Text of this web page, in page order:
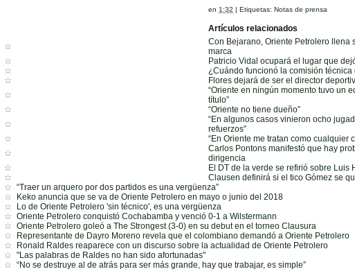
en 1:32 |Etiquetas:Notas de prensa
Artículos relacionados
Con Bejarano, Oriente Petrolero llena
marca
Patricio Vidal ocupará el lugar que
¿Cuándo funcionó la comisión técnica
Flores dejará de ser el director
“Oriente en ningún momento tuvo un
título”
“Oriente no tiene dueño”
“En algunos casos vinieron ocho
refuerzos”
“En Oriente me tratan como cualquier
Carlos Pontons manifestó que hay
dirigencia
El DT de la verde se refirió sobre Luis
Clausen definirá si el tico Gómez se
“Traer un arquero por dos partidos es una vergüenza”
Keko anuncia que se va de Oriente Petrolero en mayo o junio del 2018
Lo de Oriente Petrolero 'sin técnico', es una vergüenza
Oriente Petrolero conquistó Cochabamba y venció 0-1 a Wilstermann
Oriente Petrolero goleó a The Strongest (3-0) en su debut en el torneo Clausura
Representante de Dayro Moreno revela que el colombiano demandó a Oriente Petrolero
Ronald Raldes reaparece con un discurso sobre la actualidad de Oriente Petrolero
"Las palabras de Raldes no han sido afortunadas"
“No se destruye al de atrás para ser más grande, hay que trabajar, es simple”